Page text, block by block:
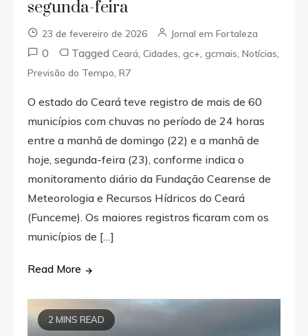
segunda-feira
23 de fevereiro de 2026 Jornal em Fortaleza
0 TaggedCeará,Cidades,gc+,gcmais,Notícias,
Previsão do Tempo,R7
O estado do Ceará teve registro de mais de 60
municípios com chuvas no período de 24 horas
entre a manhã de domingo (22) e a manhã de
hoje, segunda-feira (23), conforme indica o
monitoramento diário da Fundação Cearense de
Meteorologia e Recursos Hídricos do Ceará
(Funceme). Os maiores registros ficaram com os
municípios de […]
Read More
2 MINS READ